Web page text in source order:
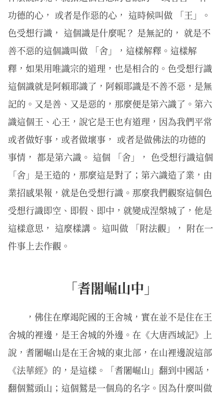
功德的心， 或者是作惡的心， 這時候叫做 「王」。
色受想行識， 這個識是什麼呢？ 是無記的， 就是不
善不惡的這個識叫做 「舍」，這樣解釋。這樣解
釋，如果用唯識宗的道理，也是相合的。色受想行識
這個識就是阿賴耶識了，阿賴耶識是不善不惡，是無
記的。又是善、又是惡的，那麼便是第六識了。第六
識這個王、心王，說它是王也有道理，因為我們平常
或者做好事，或者做壞事， 或者是做佛法的功德的
事情， 都是第六識。 這個 「舍」， 色受想行識這個
「舍」是王造的，那麼這是對了；第六識造了業，由
業招感果報，就是色受想行識。那麼我們觀察這個色
受想行識即空、即假、即中，就變成涅槃城了，他是
這樣意思， 這麼樣講。 這叫做 「附法觀」， 附在一
件事上去作觀。
「耆闍崛山中」
，佛住在摩竭陀國的王舍城，實在並不是住在王
舍城的裡邊，是王舍城的外邊。在《大唐西域記》上
說，耆闍崛山是在王舍城的東北部，在山裡邊說這部
《法華經》的，是這樣。「耆闍崛山」翻到中國話，
翻個鷲頭山；這個鷲是一個鳥的名字。因為什麼叫做